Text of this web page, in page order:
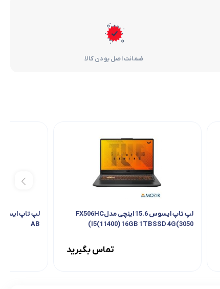
ضمانت اصل بودن کالا
لپ تاپ ایسوس 15.6 اینچی مدلFX506HC
I5(11400) 16GB 1TBSSD 4G(3050)
تماس بگیرید
AB